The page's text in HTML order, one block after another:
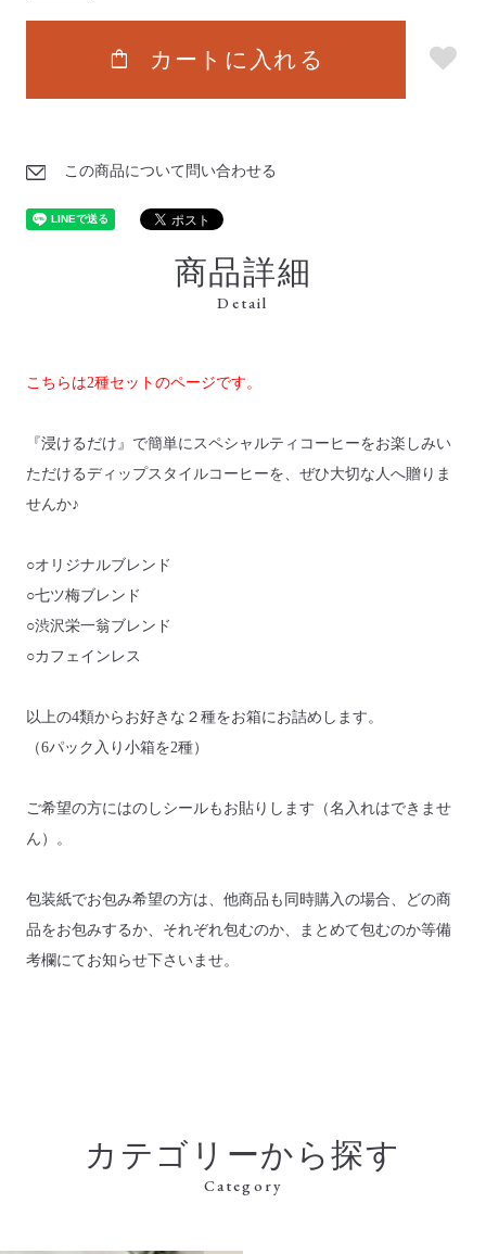
shopping_bag カートに入れる
この商品について問い合わせる
商品詳細
Detail
こちらは2種セットのページです。
『浸けるだけ』で簡単にスペシャルティコーヒーをお楽しみい
ただけるディップスタイルコーヒーを、ぜひ大切な人へ贈りま
せんか♪
○オリジナルブレンド
○七ツ梅ブレンド
○渋沢栄一翁ブレンド
○カフェインレス
以上の4類からお好きな２種をお箱にお詰めします。
（6パック入り小箱を2種）
ご希望の方にはのしシールもお貼りします（名入れはできませ
ん）。
包装紙でお包み希望の方は、他商品も同時購入の場合、どの商
品をお包みするか、それぞれ包むのか、まとめて包むのか等備
考欄にてお知らせ下さいませ。
カテゴリーから探す
Category